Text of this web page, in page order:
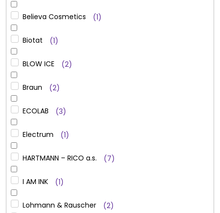
Believa Cosmetics 1
Biotat 1
BLOW ICE 2
Braun 2
ECOLAB 3
Electrum 1
HARTMANN – RICO a.s. 7
I AM INK 1
Lohmann & Rauscher 2